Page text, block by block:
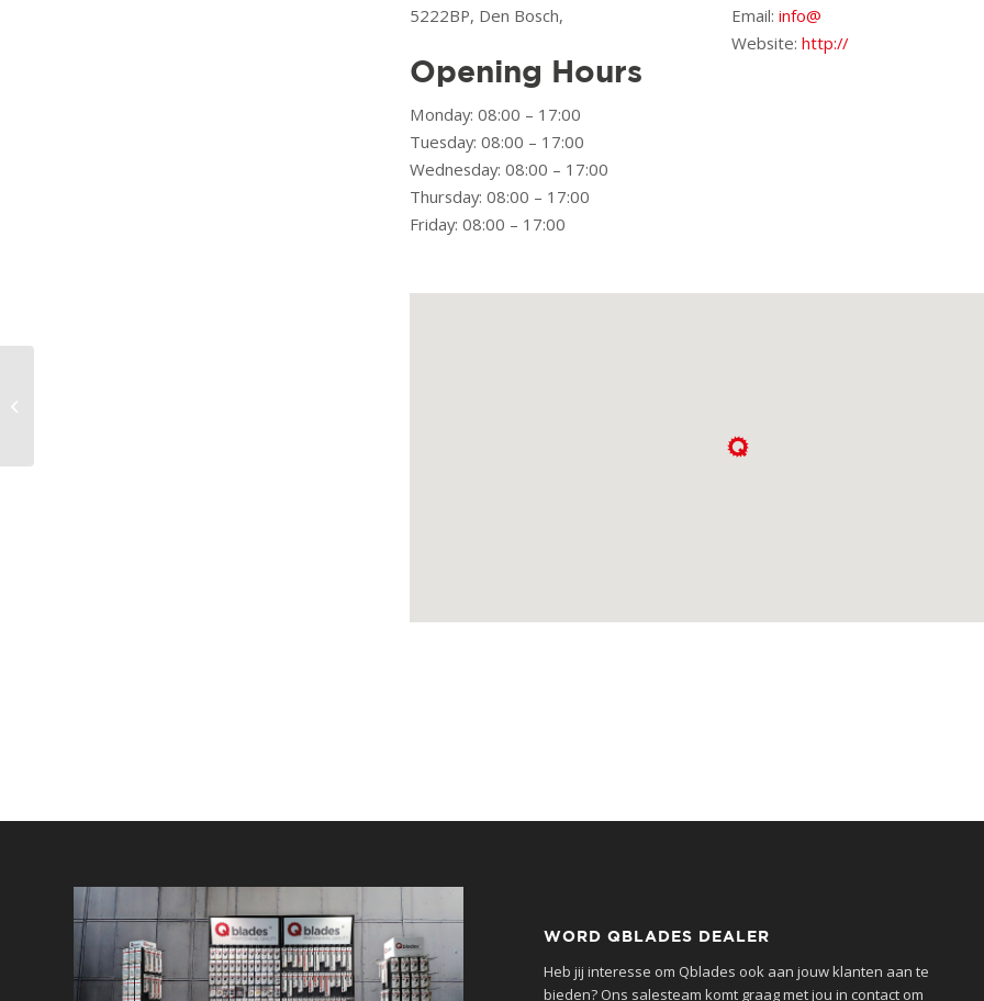
5222BP, Den Bosch,
Email: info@
Website: http://
Opening Hours
Monday: 08:00 – 17:00
Tuesday: 08:00 – 17:00
Wednesday: 08:00 – 17:00
Thursday: 08:00 – 17:00
Friday: 08:00 – 17:00
WORD QBLADES DEALER
Heb jij interesse om Qblades ook aan jouw klanten aan te
bieden? Ons salesteam komt graag met jou in contact om